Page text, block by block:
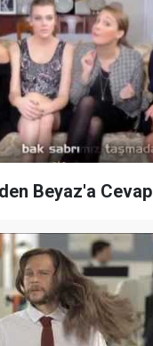
Beyaz'a Cevap